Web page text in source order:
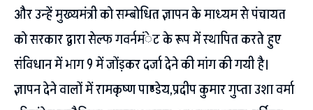
और उन्हें मुख्यमंत्री को सम्बोधित ज्ञापन के माध्यम से पंचायत
को सरकार द्वारा सेल्फ गवर्नमंेट के रूप में स्थापित करते हुए
संविधान में भाग 9 में जोंड़कर दर्जा देने की मांग की गयी है।
ज्ञापन देने वालों में रामकृष्ण पाण्डेय,प्रदीप कुमार गुप्ता उशा वर्मा